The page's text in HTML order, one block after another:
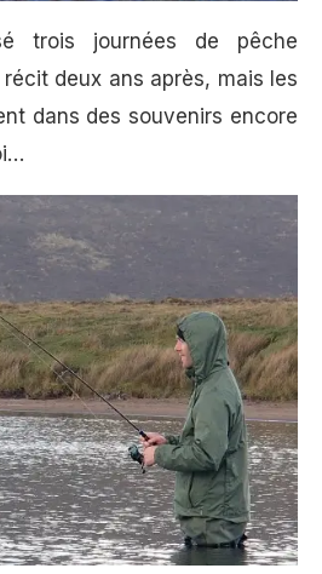
trois journées de pêche
récit deux ans après, mais les
dans des souvenirs encore